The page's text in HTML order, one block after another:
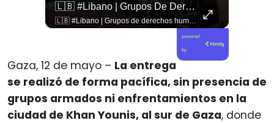
🇱🇧 #Libano | Grupos De Derechos Humanos Presentan Pruebas Sobre El Asesinato De La Periodista Libanesa Amal Khalil, Asesinada Por Israel.
🇱🇧 #Libano | Grupos de derechos humanos presentan pruebas sobre el asesinato de la periodista libanesa Amal Khalil, asesinada por Israel.
powered
by
Gaza, 12 de mayo – La entrega
se realizó de forma pacífica, sin presencia de
grupos armados ni enfrentamientos en la
ciudad de Khan Younis, al sur de Gaza, donde